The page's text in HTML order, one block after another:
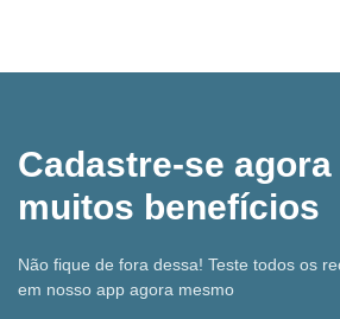
Cadastre-se
muitos benefícios
Não fique de fora dessa! Teste todos os
em nosso app agora mesmo